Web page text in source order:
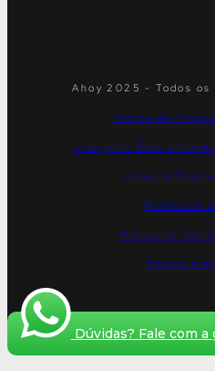
Ahoy 2025 - Todos
Política de
Código de Ética e
Canal de Ética
Política de
Política de
Política
Dúvidas? Fale com a